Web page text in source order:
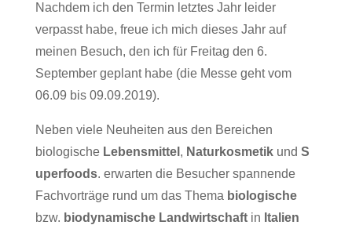
Nachdem ich den Termin letztes Jahr leider
verpasst habe, freue ich mich dieses Jahr auf
meinen Besuch, den ich für Freitag den 6.
September geplant habe (die Messe geht vom
06.09 bis 09.09.2019).
Neben viele Neuheiten aus den Bereichen
biologische Lebensmittel , Naturkosmetikund S
uperfoods. erwarten die Besucher spannende
Fachvorträge rund um das Thema biologische
bzw. biodynamische Landwirtschaftin Italien